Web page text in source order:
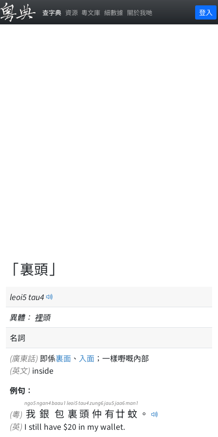
查字典 資源 粵文庫 細數據 關於我哋 登入
「裏頭」
leoi5tau4
異體： 裡頭
名詞
(廣東話) 即係裏面 、 入面 ；一樣嘢嘅內部
(英文) inside
例句：
(粵) 我
ngo5
銀
ngan4
包
baau1
裏
leoi5
頭
tau4
仲
zung6
有
jau5
廿
jaa6
蚊
man1
。
(英) I still have $20 in my wallet.